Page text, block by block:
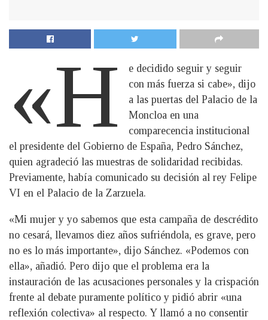
«H
e decidido seguir y seguir
con más fuerza si cabe», dijo
a las puertas del Palacio de la
Moncloa en una
comparecencia institucional
el presidente del Gobierno de España, Pedro Sánchez,
quien agradeció las muestras de solidaridad recibidas.
Previamente, había comunicado su decisión al rey Felipe
VI en el Palacio de la Zarzuela.
«Mi mujer y yo sabemos que esta campaña de descrédito
no cesará, llevamos diez años sufriéndola, es grave, pero
no es lo más importante», dijo Sánchez. «Podemos con
ella», añadió. Pero dijo que el problema era la
instauración de las acusaciones personales y la crispación
frente al debate puramente político y pidió abrir «una
reflexión colectiva» al respecto. Y llamó a no consentir